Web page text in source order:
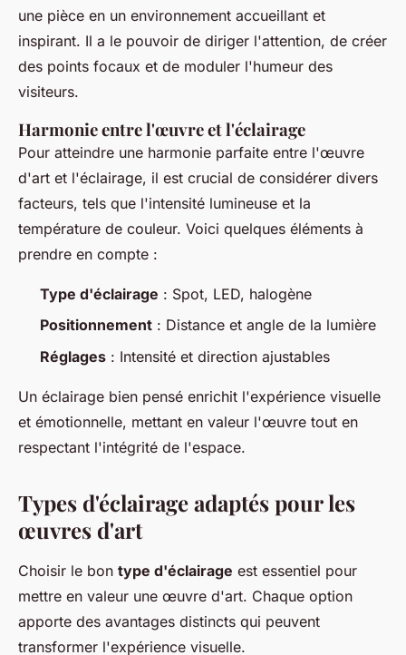
une pièce en un environnement accueillant et
inspirant. Il a le pouvoir de diriger l'attention, de créer
des points focaux et de moduler l'humeur des
visiteurs.
Harmonie entre l'œuvre et l'éclairage
Pour atteindre une harmonie parfaite entre l'œuvre
d'art et l'éclairage, il est crucial de considérer divers
facteurs, tels que l'intensité lumineuse et la
température de couleur. Voici quelques éléments à
prendre en compte :
Type d'éclairage : Spot, LED, halogène
Positionnement : Distance et angle de la lumière
Réglages : Intensité et direction ajustables
Un éclairage bien pensé enrichit l'expérience visuelle
et émotionnelle, mettant en valeur l'œuvre tout en
respectant l'intégrité de l'espace.
Types d'éclairage adaptés pour les
œuvres d'art
Choisir le bon type d'éclairage est essentiel pour
mettre en valeur une œuvre d'art. Chaque option
apporte des avantages distincts qui peuvent
transformer l'expérience visuelle.